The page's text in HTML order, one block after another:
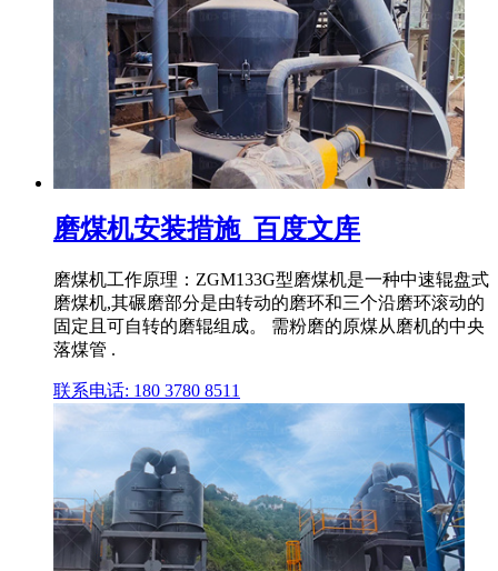
磨煤机安装措施_百度文库
磨煤机工作原理：ZGM133G型磨煤机是一种中速辊盘式
磨煤机,其碾磨部分是由转动的磨环和三个沿磨环滚动的
固定且可自转的磨辊组成。 需粉磨的原煤从磨机的中央
落煤管 .
联系电话: 180 3780 8511